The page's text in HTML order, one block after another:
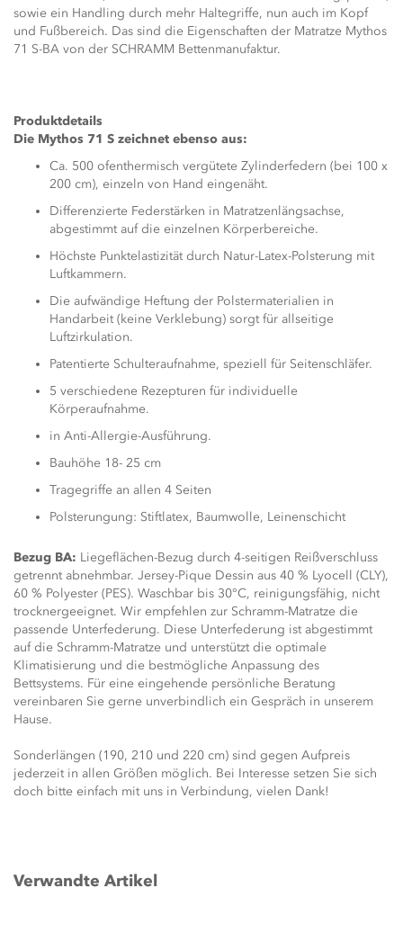
sowie ein Handling durch mehr Haltegriffe, nun auch im Kopf
und Fußbereich. Das sind die Eigenschaften der Matratze Mythos
71 S-BA von der SCHRAMM Bettenmanufaktur.
Produktdetails
Die Mythos 71 S zeichnet ebenso aus:
Ca. 500 ofenthermisch vergütete Zylinderfedern (bei 100 x
200 cm), einzeln von Hand eingenäht.
Differenzierte Federstärken in Matratzenlängsachse,
abgestimmt auf die einzelnen Körperbereiche.
Höchste Punktelastizität durch Natur-Latex-Polsterung mit
Luftkammern.
Die aufwändige Heftung der Polstermaterialien in
Handarbeit (keine Verklebung) sorgt für allseitige
Luftzirkulation.
Patentierte Schulteraufnahme, speziell für Seitenschläfer.
5 verschiedene Rezepturen für individuelle
Körperaufnahme.
in Anti-Allergie-Ausführung.
Bauhöhe 18- 25 cm
Tragegriffe an allen 4 Seiten
Polsterungung: Stiftlatex, Baumwolle, Leinenschicht
Bezug BA: Liegeflächen-Bezug durch 4-seitigen Reißverschluss
getrennt abnehmbar. Jersey-Pique Dessin aus 40 % Lyocell (CLY),
60 % Polyester (PES). Waschbar bis 30°C, reinigungsfähig, nicht
trocknergeeignet. Wir empfehlen zur Schramm-Matratze die
passende Unterfederung. Diese Unterfederung ist abgestimmt
auf die Schramm-Matratze und unterstützt die optimale
Klimatisierung und die bestmögliche Anpassung des
Bettsystems. Für eine eingehende persönliche Beratung
vereinbaren Sie gerne unverbindlich ein Gespräch in unserem
Hause.
Sonderlängen (190, 210 und 220 cm) sind gegen Aufpreis
jederzeit in allen Größen möglich. Bei Interesse setzen Sie sich
doch bitte einfach mit uns in Verbindung, vielen Dank!
Verwandte Artikel